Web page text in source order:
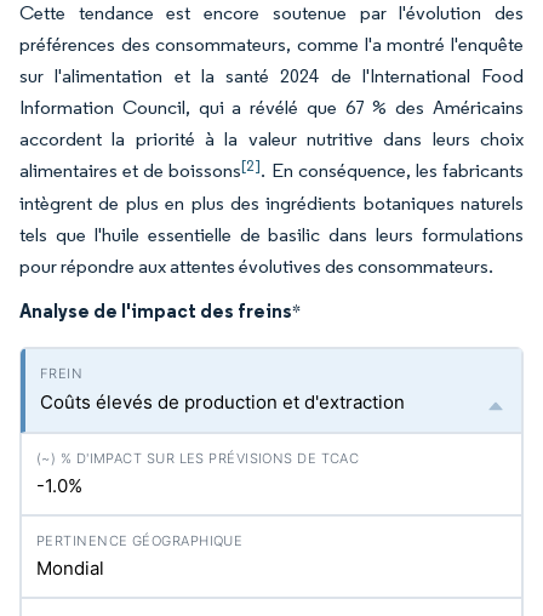
Cette tendance est encore soutenue par l'évolution des
préférences des consommateurs, comme l'a montré l'enquête
sur l'alimentation et la santé 2024 de l'International Food
Information Council, qui a révélé que 67 % des Américains
accordent la priorité à la valeur nutritive dans leurs choix
alimentaires et de boissons[2]. En conséquence, les fabricants
intègrent de plus en plus des ingrédients botaniques naturels
tels que l'huile essentielle de basilic dans leurs formulations
pour répondre aux attentes évolutives des consommateurs.
Analyse de l'impact des freins*
Coûts élevés de production et d'extraction
-1.0%
Mondial